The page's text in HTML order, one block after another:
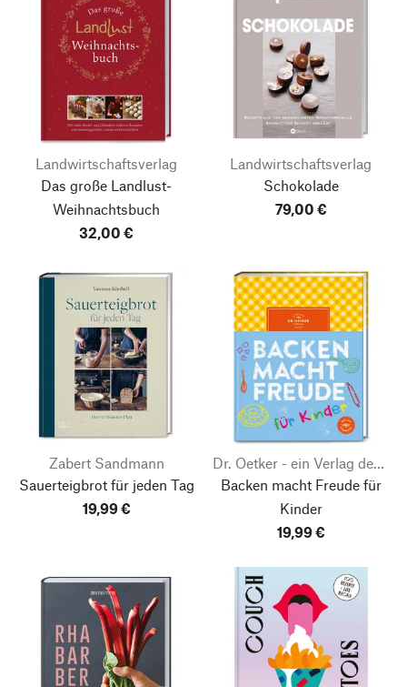
Landwirtschaftsverlag
Das große Landlust-
Weihnachtsbuch
32,00 €
Landwirtschaftsverlag
Schokolade
79,00 €
Zabert Sandmann
Sauerteigbrot für jeden Tag
19,99 €
Dr. Oetker - ein Verlag der Edel Verlagsgruppe
Backen macht Freude für
Kinder
19,99 €